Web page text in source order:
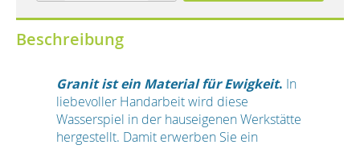
Beschreibung
Granit ist ein Material für Ewigkeit. In
liebevoller Handarbeit wird diese
Wasserspiel in der hauseigenen Werkstätte
hergestellt. Damit erwerben Sie ein